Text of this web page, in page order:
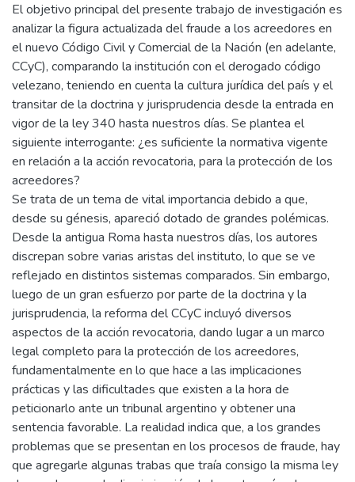
El objetivo principal del presente trabajo de investigación es
analizar la figura actualizada del fraude a los acreedores en
el nuevo Código Civil y Comercial de la Nación (en adelante,
CCyC), comparando la institución con el derogado código
velezano, teniendo en cuenta la cultura jurídica del país y el
transitar de la doctrina y jurisprudencia desde la entrada en
vigor de la ley 340 hasta nuestros días. Se plantea el
siguiente interrogante: ¿es suficiente la normativa vigente
en relación a la acción revocatoria, para la protección de los
acreedores?
Se trata de un tema de vital importancia debido a que,
desde su génesis, apareció dotado de grandes polémicas.
Desde la antigua Roma hasta nuestros días, los autores
discrepan sobre varias aristas del instituto, lo que se ve
reflejado en distintos sistemas comparados. Sin embargo,
luego de un gran esfuerzo por parte de la doctrina y la
jurisprudencia, la reforma del CCyC incluyó diversos
aspectos de la acción revocatoria, dando lugar a un marco
legal completo para la protección de los acreedores,
fundamentalmente en lo que hace a las implicaciones
prácticas y las dificultades que existen a la hora de
peticionarlo ante un tribunal argentino y obtener una
sentencia favorable. La realidad indica que, a los grandes
problemas que se presentan en los procesos de fraude, hay
que agregarle algunas trabas que traía consigo la misma ley